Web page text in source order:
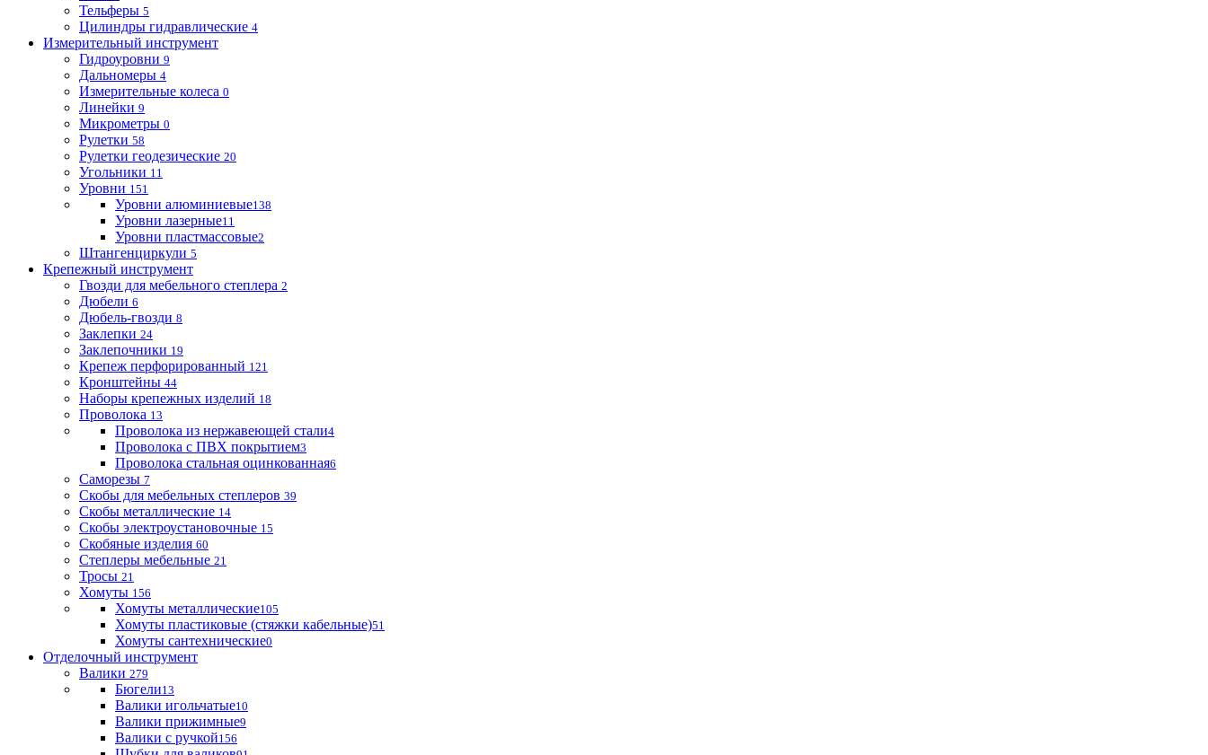
Тельферы 5
Цилиндры гидравлические 4
Измерительный инструмент
Гидроуровни 9
Дальномеры 4
Измерительные колеса 0
Линейки 9
Микрометры 0
Рулетки 58
Рулетки геодезические 20
Угольники 11
Уровни 151
Уровни алюминиевые138
Уровни лазерные11
Уровни пластмассовые2
Штангенциркули 5
Крепежный инструмент
Гвозди для мебельного степлера 2
Дюбели 6
Дюбель-гвозди 8
Заклепки 24
Заклепочники 19
Крепеж перфорированный 121
Кронштейны 44
Наборы крепежных изделий 18
Проволока 13
Проволока из нержавеющей стали4
Проволока с ПВХ покрытием3
Проволока стальная оцинкованная6
Саморезы 7
Скобы для мебельных степлеров 39
Скобы металлические 14
Скобы электроустановочные 15
Скобяные изделия 60
Степлеры мебельные 21
Тросы 21
Хомуты 156
Хомуты металлические105
Хомуты пластиковые (стяжки кабельные)51
Хомуты сантехнические0
Отделочный инструмент
Валики 279
Бюгели13
Валики игольчатые10
Валики прижимные9
Валики с ручкой156